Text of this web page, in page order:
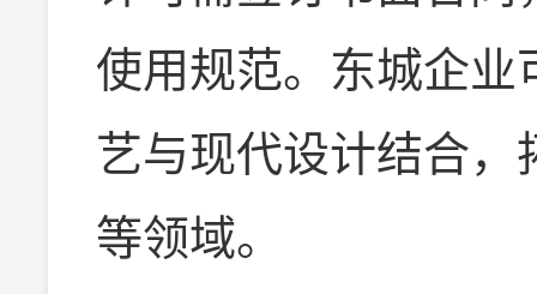
使用规范。东城企业
艺与现代设计结合
等领域。